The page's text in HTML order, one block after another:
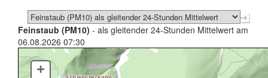
Feinstaub (PM10) - als gleitender 24-Stunden Mittelwert am
06.08.2026 07:30
+